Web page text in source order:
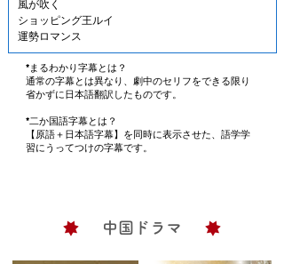
千秋太后（チョンチュテフ）
チャンファ・ホンリョン
サメ ～愛の黙示録～
本当に良い時代
キム・マンドク～美しき伝説の商人～
コッチ
カクシタル
イヴのすべて
白詰草＜シロツメクサ＞
風が吹く
ショッピング王ルイ
運勢ロマンス
*まるわかり字幕とは？
通常の字幕とは異なり、劇中のセリフをできる限り
省かずに日本語翻訳したものです。
*二か国語字幕とは？
【原語＋日本語字幕】を同時に表示させた、語学学
習にうってつけの字幕です。
中国ドラマ